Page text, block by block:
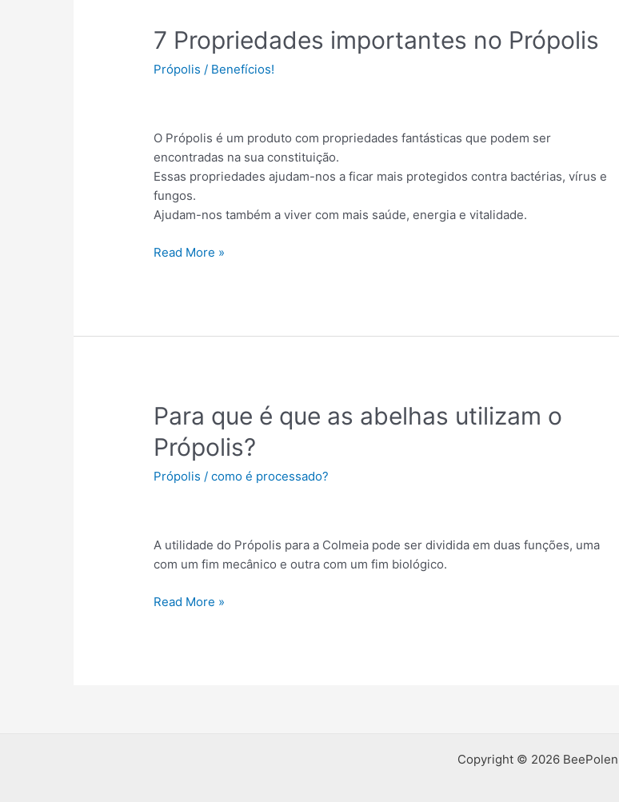
7 Propriedades importantes no Própolis
Própolis / Benefícios!
O Própolis é um produto com propriedades fantásticas que podem ser
encontradas na sua constituição.
Essas propriedades ajudam-nos a ficar mais protegidos contra bactérias, vírus e
fungos.
Ajudam-nos também a viver com mais saúde, energia e vitalidade.
7
Propriedades
importantes
Read More »
Para que é que as abelhas utilizam o
Própolis?
Própolis /como é processado?
A utilidade do Própolis para a Colmeia pode ser dividida em duas funções, uma
com um fim mecânico e outra com um fim biológico.
Para
que
é
as
o
Própolis?
Read More »
Copyright © 2026 BeePolen